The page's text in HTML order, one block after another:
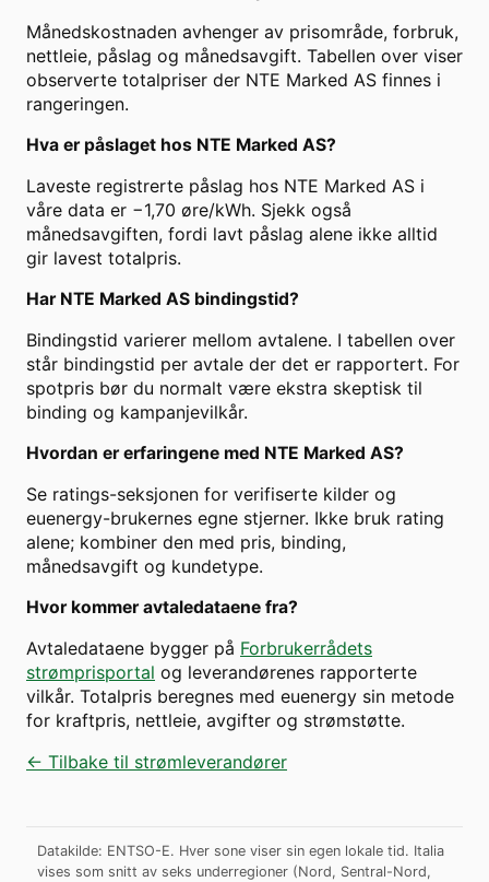
Månedskostnaden avhenger av prisområde, forbruk,
nettleie, påslag og månedsavgift. Tabellen over viser
observerte totalpriser der NTE Marked AS finnes i
rangeringen.
Hva er påslaget hos NTE Marked AS?
Laveste registrerte påslag hos NTE Marked AS i
våre data er −1,70 øre/kWh. Sjekk også
månedsavgiften, fordi lavt påslag alene ikke alltid
gir lavest totalpris.
Har NTE Marked AS bindingstid?
Bindingstid varierer mellom avtalene. I tabellen over
står bindingstid per avtale der det er rapportert. For
spotpris bør du normalt være ekstra skeptisk til
binding og kampanjevilkår.
Hvordan er erfaringene med NTE Marked AS?
Se ratings-seksjonen for verifiserte kilder og
euenergy-brukernes egne stjerner. Ikke bruk rating
alene; kombiner den med pris, binding,
månedsavgift og kundetype.
Hvor kommer avtaledataene fra?
Avtaledataene bygger på Forbrukerrådets
strømprisportal og leverandørenes rapporterte
vilkår. Totalpris beregnes med euenergy sin metode
for kraftpris, nettleie, avgifter og strømstøtte.
← Tilbake til strømleverandører
Datakilde: ENTSO-E. Hver sone viser sin egen lokale tid. Italia
vises som snitt av seks underregioner (Nord, Sentral-Nord,